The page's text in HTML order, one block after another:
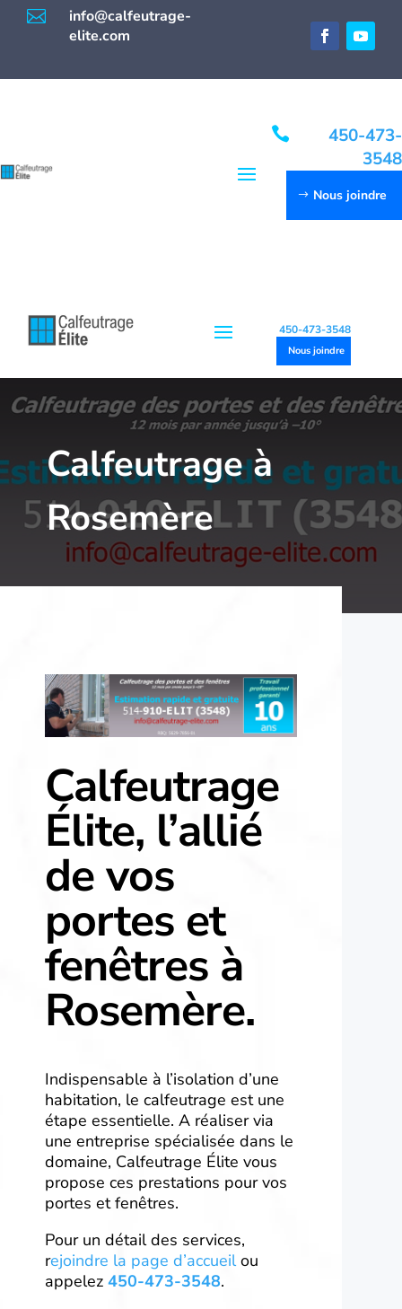

info@calfeutrage-
elite.com

450-473-
3548
Nous joindre
450-473-3548
Nous joindre
Calfeutrage à
Rosemère
Calfeutrage
Élite, l’allié
de vos
portes et
fenêtres à
Rosemère.
Indispensable à l’isolation d’une
habitation, le calfeutrage est une
étape essentielle. A réaliser via
une entreprise spécialisée dans le
domaine, Calfeutrage Élite vous
propose ces prestations pour vos
portes et fenêtres.
Pour un détail des services,
rejoindre la page d’accueilou
appelez 450-473-3548.